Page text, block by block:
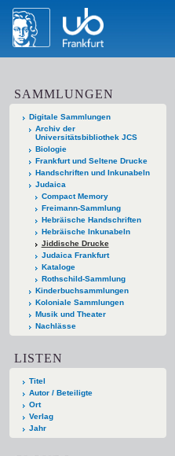
SAMMLUNGEN
Digitale Sammlungen
Archiv der
Universitätsbibliothek JCS
Biologie
Frankfurt und Seltene Drucke
Handschriften und Inkunabeln
Judaica
Compact Memory
Freimann-Sammlung
Hebräische Handschriften
Hebräische Inkunabeln
Jiddische Drucke
Judaica Frankfurt
Kataloge
Rothschild-Sammlung
Kinderbuchsammlungen
Koloniale Sammlungen
Musik und Theater
Nachlässe
LISTEN
Titel
Autor / Beteiligte
Ort
Verlag
Jahr